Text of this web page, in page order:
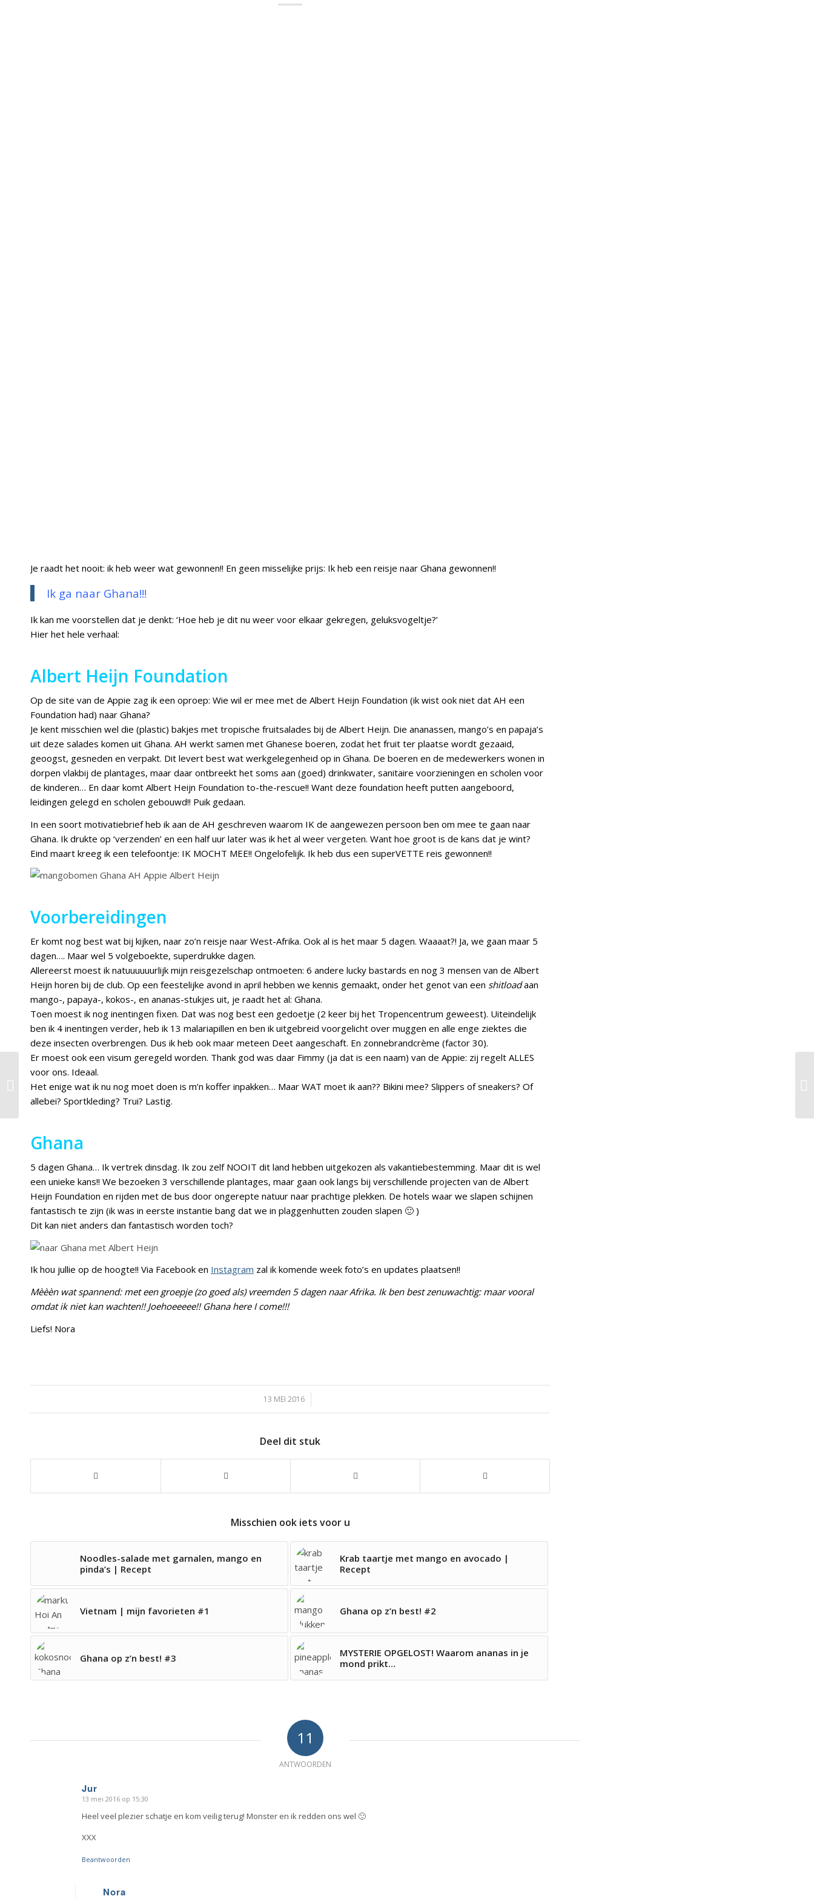
Je raadt het nooit: ik heb weer wat gewonnen!! En geen misselijke prijs: Ik heb een reisje naar Ghana gewonnen!!
Ik ga naar Ghana!!!
Ik kan me voorstellen dat je denkt: ‘Hoe heb je dit nu weer voor elkaar gekregen, geluksvogeltje?’
Hier het hele verhaal:
Albert Heijn Foundation
Op de site van de Appie zag ik een oproep: Wie wil er mee met de Albert Heijn Foundation (ik wist ook niet dat AH een
Foundation had) naar Ghana?
Je kent misschien wel die (plastic) bakjes met tropische fruitsalades bij de Albert Heijn. Die ananassen, mango’s en papaja’s
uit deze salades komen uit Ghana. AH werkt samen met Ghanese boeren, zodat het fruit ter plaatse wordt gezaaid,
geoogst, gesneden en verpakt. Dit levert best wat werkgelegenheid op in Ghana. De boeren en de medewerkers wonen in
dorpen vlakbij de plantages, maar daar ontbreekt het soms aan (goed) drinkwater, sanitaire voorzieningen en scholen voor
de kinderen… En daar komt Albert Heijn Foundation to-the-rescue!! Want deze foundation heeft putten aangeboord,
leidingen gelegd en scholen gebouwd!! Puik gedaan.
In een soort motivatiebrief heb ik aan de AH geschreven waarom IK de aangewezen persoon ben om mee te gaan naar
Ghana. Ik drukte op ‘verzenden’ en een half uur later was ik het al weer vergeten. Want hoe groot is de kans dat je wint?
Eind maart kreeg ik een telefoontje: IK MOCHT MEE!! Ongelofelijk. Ik heb dus een superVETTE reis gewonnen!!
Voorbereidingen
Er komt nog best wat bij kijken, naar zo’n reisje naar West-Afrika. Ook al is het maar 5 dagen. Waaaat?! Ja, we gaan maar 5
dagen…. Maar wel 5 volgeboekte, superdrukke dagen.
Allereerst moest ik natuuuuuurlijk mijn reisgezelschap ontmoeten: 6 andere lucky bastards en nog 3 mensen van de Albert
Heijn horen bij de club. Op een feestelijke avond in april hebben we kennis gemaakt, onder het genot van een shitloadaan
mango-, papaya-, kokos-, en ananas-stukjes uit, je raadt het al: Ghana.
Toen moest ik nog inentingen fixen. Dat was nog best een gedoetje (2 keer bij het Tropencentrum geweest). Uiteindelijk
ben ik 4 inentingen verder, heb ik 13 malariapillen en ben ik uitgebreid voorgelicht over muggen en alle enge ziektes die
deze insecten overbrengen. Dus ik heb ook maar meteen Deet aangeschaft. En zonnebrandcrème (factor 30).
Er moest ook een visum geregeld worden. Thank god was daar Fimmy (ja dat is een naam) van de Appie: zij regelt ALLES
voor ons. Ideaal.
Het enige wat ik nu nog moet doen is m’n koffer inpakken… Maar WAT moet ik aan?? Bikini mee? Slippers of sneakers? Of
allebei? Sportkleding? Trui? Lastig.
Ghana
5 dagen Ghana… Ik vertrek dinsdag. Ik zou zelf NOOIT dit land hebben uitgekozen als vakantiebestemming. Maar dit is wel
een unieke kans!! We bezoeken 3 verschillende plantages, maar gaan ook langs bij verschillende projecten van de Albert
Heijn Foundation en rijden met de bus door ongerepte natuur naar prachtige plekken. De hotels waar we slapen schijnen
fantastisch te zijn (ik was in eerste instantie bang dat we in plaggenhutten zouden slapen 🙂 )
Dit kan niet anders dan fantastisch worden toch?
Ik hou jullie op de hoogte!! Via Facebook en Instagram zal ik komende week foto’s en updates plaatsen!!
Mèèèn wat spannend: met een groepje (zo goed als) vreemden 5 dagen naar Afrika. Ik ben best zenuwachtig: maar vooral
omdat ik niet kan wachten!! Joehoeeeee!! Ghana here I come!!!
Liefs! Nora
13 MEI 2016
/
Deel dit stuk
Misschien ook iets voor u
Noodles-salade met garnalen, mango en
pinda’s | Recept
Krab taartje met mango en avocado |
Recept
Vietnam | mijn favorieten #1 Ghana op z’n best! #2
Ghana op z’n best! #3
MYSTERIE OPGELOST! Waarom ananas in je
mond prikt…
11
ANTWOORDEN
Jur
zegt:
13 mei 2016 op 15:30
Heel veel plezier schatje en kom veilig terug! Monster en ik redden ons wel 🙂
XXX
Beantwoorden
Nora
Gezonde en
makkelijke
tonijnsalade